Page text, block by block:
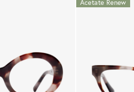
Acetate Renew